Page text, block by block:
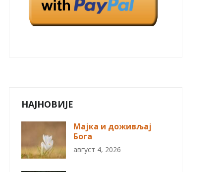
НАЈНОВИЈЕ
Мајка и доживљај
Бога
август 4, 2026